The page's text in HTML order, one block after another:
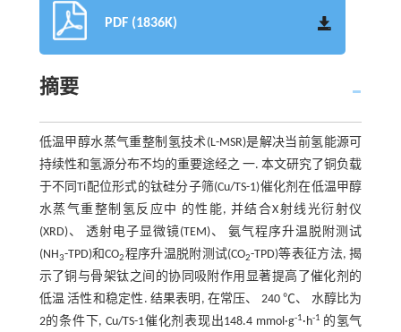
PDF (1836K)
摘要
低温甲醇水蒸气重整制氢技术(L-MSR)是解决当前氢能源可
持续性和氢源分布不均的重要途经之 一. 本文研究了铜负载
于不同Ti配位形式的钛硅分子筛(Cu/TS-1)催化剂在低温甲醇
水蒸气重整制氢反应中 的性能, 并结合X射线光衍射仪
(XRD)、 透射电子显微镜(TEM)、 氨气程序升温脱附测试
(NH3-TPD)和CO2程序升温脱附测试(CO2-TPD)等表征方法, 揭
示了铜与骨架钛之间的协同吸附作用显著提高了催化剂的
低温 活性和稳定性. 结果表明, 在常压、 240 ℃、 水醇比为
2的条件下, Cu/TS-1催化剂表现出148.4 mmol·g-1·h-1 的氢气